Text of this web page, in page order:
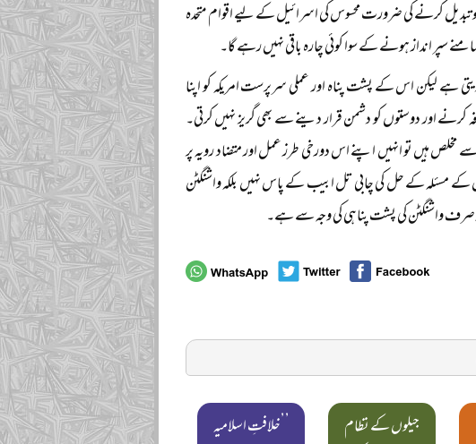
تبدیل کرنے کی ضرورت محسوس کی اسرائیل کے لیے اقوام متحدہ
سپر انداز ہونے کے سوا کوئی چارہ باقی نہیں رہے گا۔
ہے لیکن اس کے پشت پناہ اور عملی سرپرست امریکہ کو اپنا
کرنے اور دوستوں کو دشمن قرار دینے سے بھی گریز نہیں کرتی۔
مخلص ہیں تو انہیں اپنے اس دورخی طرز عمل اور متضاد رویہ پر
کے مسئلہ کے حل کی چابی تل ابیب کے پاس نہیں بلکہ واشنگٹن
واشنگٹن کی پشت پناہی کی وجہ سے ہے۔
جیلوں کے نظام
’’خلافتِ اسلامیہ